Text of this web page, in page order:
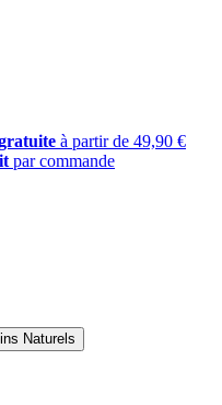
à partir de 49,90 €
par commande